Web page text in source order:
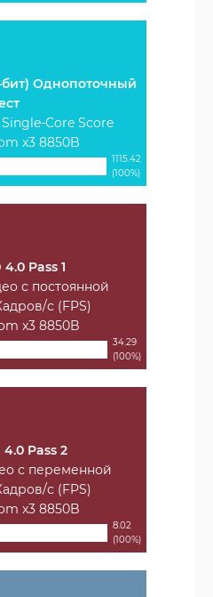
Однопоточный
Core Score
x3 8850B
1115.42
(100%)
Pass 1
с постоянной
с (FPS)
x3 8850B
34.29
(100%)
Pass 2
с переменной
с (FPS)
x3 8850B
8.02
(100%)